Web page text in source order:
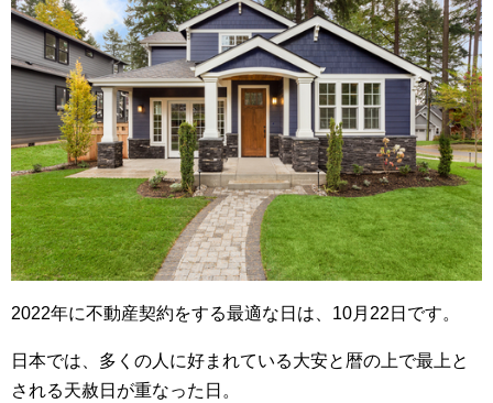
2022年に不動産契約をする最適な日は、10月22日です。
日本では、多くの人に好まれている大安と暦の上で最上と
される天赦日が重なった日。